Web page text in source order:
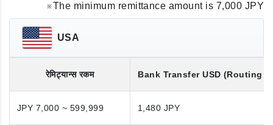
※The minimum remittance amount is 7,000 JPY
USA
रेमिट्यान्स रकम Bank TransferUSD (Routing
JPY 7,000 ~ 599,999 1,480 JPY